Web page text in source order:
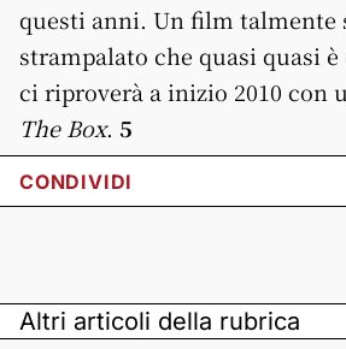
questi anni. Un film talmente
strampalato che quasi quasi
ci riproverà a inizio 2010 con
The Box. 5
CONDIVIDI
Altri articoli della rubrica